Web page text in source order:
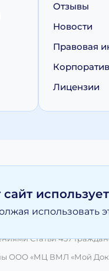
Отзывы
Новости
Правовая
Лицензии
равно иное
характер
Статьи 437
ООО «МЦ ВМЛ «Мой
сайт
использовать